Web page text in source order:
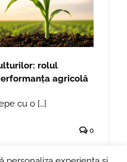
rolul
agricolă
cu o […]
0